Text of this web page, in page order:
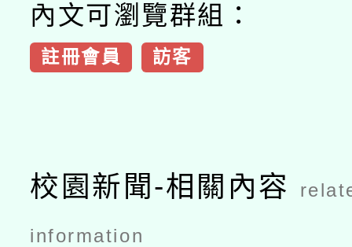
內文可瀏覽群組：
註冊會員 訪客
校園新聞-相關內容
information